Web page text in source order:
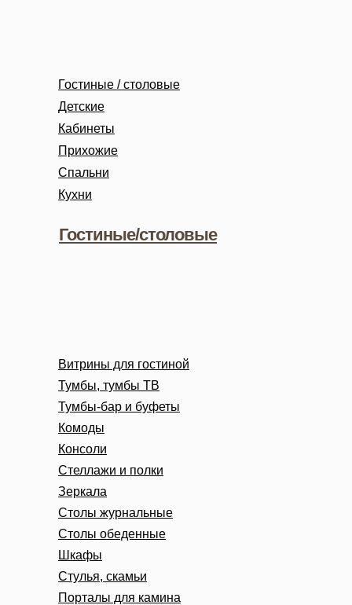
Гостиные/столовые
Гостиные / столовые
Детские
Кабинеты
Кухни
Прихожие
Спальни
Витрины для гостиной
Тумбы, тумбы ТВ
Тумбы-бар и буфеты
Консоли
Зеркала
Стеллажи и полки
Столы журнальные
Столы обеденные
Шкафы
Стулья, скамьи
Порталы для камина
Комоды